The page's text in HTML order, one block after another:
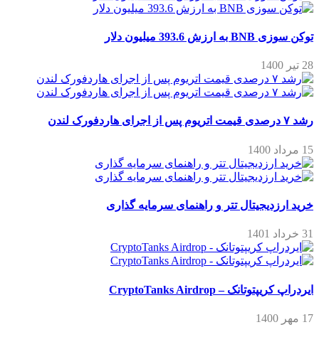
توکن سوزی BNB به ارزش 393.6 میلیون دلار
28 تیر 1400
رشد ۷ درصدی قیمت اتریوم پس از اجرای هاردفورک لندن
15 مرداد 1400
خرید ارزدیجیتال تتر و راهنمای سرمایه گذاری
31 خرداد 1401
ایردراپ کریپتوتانک – CryptoTanks Airdrop
17 مهر 1400